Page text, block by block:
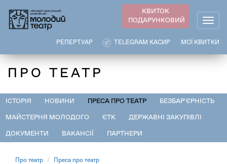
основного
КВИТОК
ПОДАРУНКОВИЙ
МОЇ КВИТКИ
TELEGRAM КАСИР
РЕПЕРТУАР
ПРО ТЕАТР
ІСТОРІЯ НОВИНИ ПРЕСА ПРО ТЕАТР БЕЗБАР'ЄРНІСТЬ
МАЙСТЕРНЯ МОЛОДОГО ЄТК ДЕРЖАВНІ ЗАКУПІВЛІ
ДОКУМЕНТИ ВАКАНСІЇ ПАРТНЕРИ
Про театр
Преса про театр